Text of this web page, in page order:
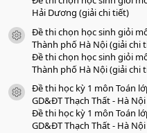
Hải Dương (giải chi tiết)
icon tài liệu
Đề thi chọn học sinh giỏi
Thành phố Hà Nội (giải chi
Đề thi chọn học sinh giỏi
Thành phố Hà Nội (giải chi
icon tài liệu
Đề thi học kỳ 1 môn Toán
GD&ĐT Thạch Thất - Hà
Đề thi học kỳ 1 môn Toán
GD&ĐT Thạch Thất - Hà